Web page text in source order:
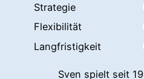
Strategie
Flexibilität
Langfristigkeit
Sven spielt seit